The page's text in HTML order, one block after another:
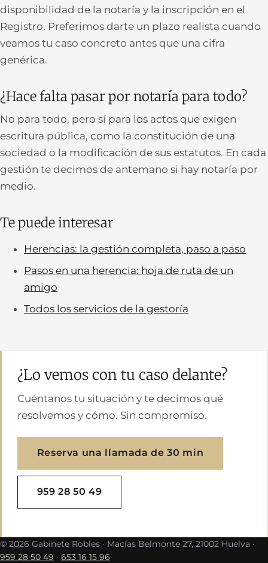
disponibilidad de la notaría y la inscripción en el
Registro. Preferimos darte un plazo realista cuando
veamos tu caso concreto antes que una cifra
genérica.
¿Hace falta pasar por notaría para todo?
No para todo, pero sí para los actos que exigen
escritura pública, como la constitución de una
sociedad o la modificación de sus estatutos. En cada
gestión te decimos de antemano si hay notaría por
medio.
Te puede interesar
Herencias: la gestión completa, paso a paso
Pasos en una herencia: hoja de ruta de un
amigo
Todos los servicios de la gestoría
¿Lo vemos con tu caso delante?
Cuéntanos tu situación y te decimos qué
resolvemos y cómo. Sin compromiso.
Reserva una llamada de 30 min
959 28 50 49
© 2026 Gabinete Robles · Macías Belmonte 27, 21002 Huelva ·
959 28 50 49 · 653 16 15 96